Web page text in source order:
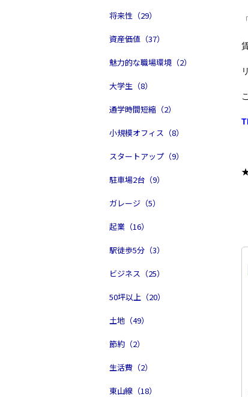
将来性（29）
資産価値（37）
魅力的な職場環境（2）
大学生（8）
通学時間短縮（2）
小規模オフィス（8）
スタートアップ（9）
駐車場2台（9）
ガレージ（5）
起業（16）
駅徒歩5分（3）
ビジネス（25）
50坪以上（20）
土地（49）
節約（2）
生活費（2）
東山線（18）